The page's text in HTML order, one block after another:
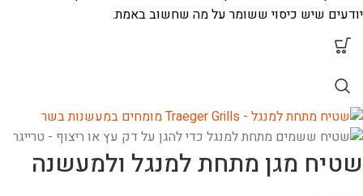
יודעים שיש כיסוי ששומר על מה שחשוב באמת.
שטיח מגן מתחת למנגל ולמעשנה